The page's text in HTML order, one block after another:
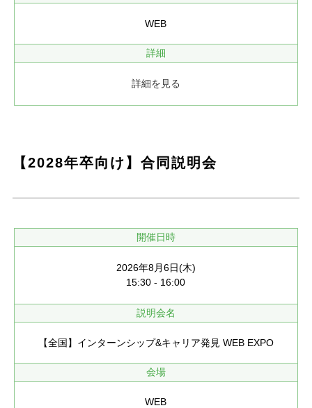
WEB
詳細
詳細を見る
【2028年卒向け】合同説明会
開催日時
2026年8月6日(木)
15:30 - 16:00
説明会名
【全国】インターンシップ&キャリア発見 WEB EXPO
会場
WEB